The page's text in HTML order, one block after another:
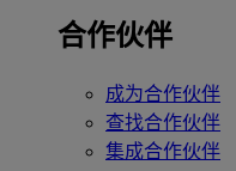
合作伙伴
成为合作伙伴
查找合作伙伴
集成合作伙伴